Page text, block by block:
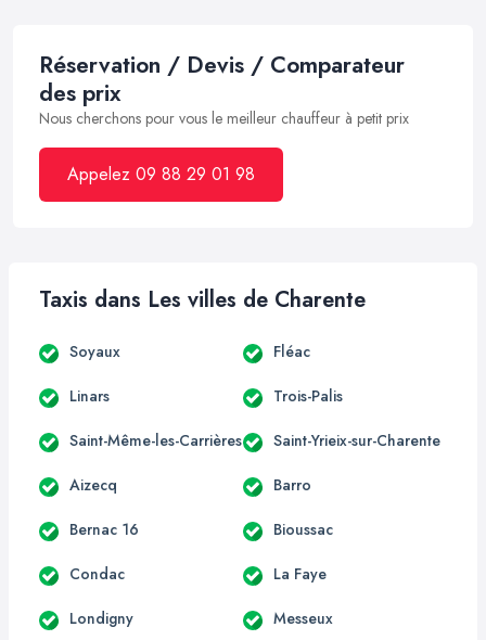
Réservation / Devis / Comparateur
des prix
Nous cherchons pour vous le meilleur chauffeur à petit prix
Appelez 09 88 29 01 98
Taxis dans Les villes de Charente
Soyaux Fléac
Linars Trois-Palis
Saint-Même-les-Carrières Saint-Yrieix-sur-Charente
Aizecq Barro
Bernac 16 Bioussac
Condac La Faye
Londigny Messeux